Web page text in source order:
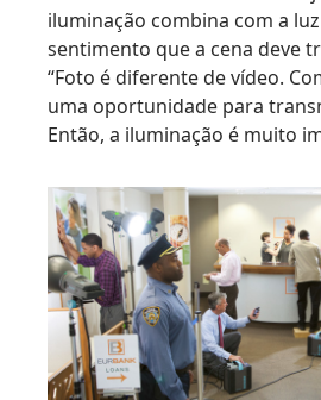
iluminação combina com a
sentimento que a cena deve
“Foto é diferente de vídeo.
uma oportunidade para
Então, a iluminação é muito